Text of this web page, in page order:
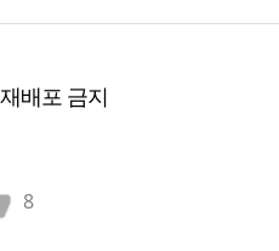
배포 금지
8